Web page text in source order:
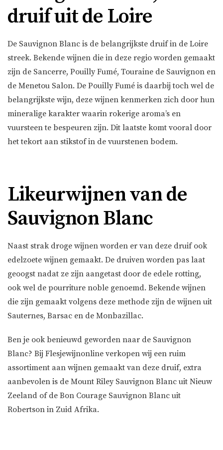
druif uit de Loire
De Sauvignon Blanc is de belangrijkste druif in de Loire
streek. Bekende wijnen die in deze regio worden gemaakt
zijn de Sancerre, Pouilly Fumé, Touraine de Sauvignon en
de Menetou Salon. De Pouilly Fumé is daarbij toch wel de
belangrijkste wijn, deze wijnen kenmerken zich door hun
mineralige karakter waarin rokerige aroma’s en
vuursteen te bespeuren zijn. Dit laatste komt vooral door
het tekort aan stikstof in de vuurstenen bodem.
Likeurwijnen van de
Sauvignon Blanc
Naast strak droge wijnen worden er van deze druif ook
edelzoete wijnen gemaakt. De druiven worden pas laat
geoogst nadat ze zijn aangetast door de edele rotting,
ook wel de pourriture noble genoemd. Bekende wijnen
die zijn gemaakt volgens deze methode zijn de wijnen uit
Sauternes, Barsac en de Monbazillac.
Ben je ook benieuwd geworden naar de Sauvignon
Blanc? Bij Flesjewijnonline verkopen wij een ruim
assortiment aan wijnen gemaakt van deze druif, extra
aanbevolen is de Mount Riley Sauvignon Blanc uit Nieuw
Zeeland of de Bon Courage Sauvignon Blanc uit
Robertson in Zuid Afrika.